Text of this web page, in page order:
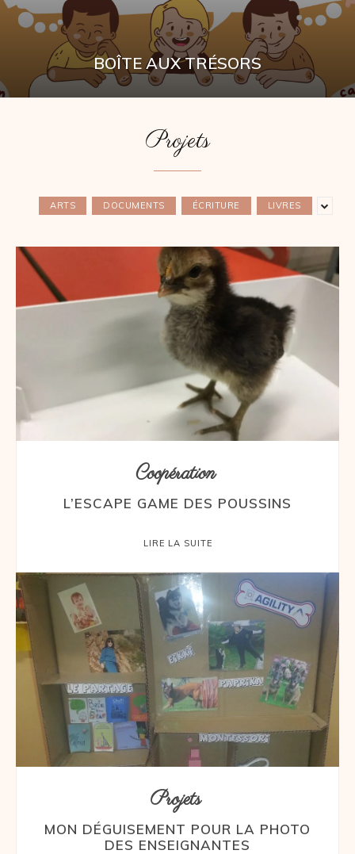
BOÎTE AUX TRÉSORS
Projets
ARTS DOCUMENTS ÉCRITURE LIVRES
Coopération
L’ESCAPE GAME DES POUSSINS
LIRE LA SUITE
Projets
MON DÉGUISEMENT POUR LA PHOTO
DES ENSEIGNANTES